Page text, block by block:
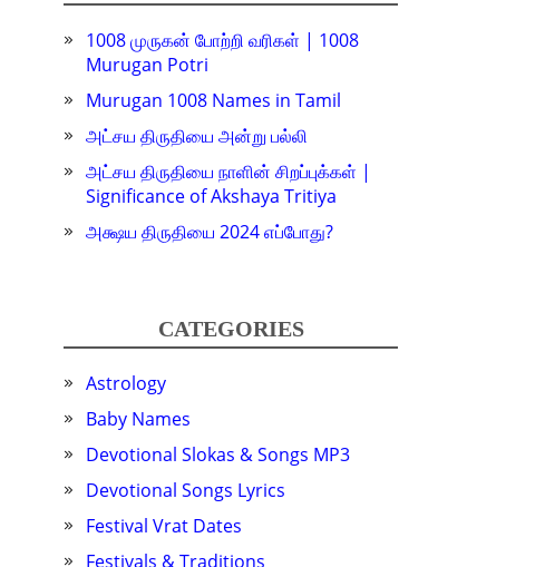
1008 முருகன் போற்றி வரிகள் | 1008
Murugan Potri
Murugan 1008 Names in Tamil
அட்சய திருதியை அன்று பல்லி
அட்சய திருதியை நாளின் சிறப்புக்கள் |
Significance of Akshaya Tritiya
அக்ஷய திருதியை 2024 எப்போது?
CATEGORIES
Astrology
Baby Names
Devotional Slokas & Songs MP3
Devotional Songs Lyrics
Festival Vrat Dates
Festivals & Traditions